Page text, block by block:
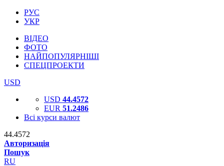
РУС
УКР
ВІДЕО
ФОТО
НАЙПОПУЛЯРНІШІ
СПЕЦПРОЕКТИ
USD
USD 44.4572
EUR 51.2486
Всі курси валют
44.4572
Авторизація
Пошук
RU